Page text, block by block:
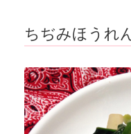
ちぢみほうれ